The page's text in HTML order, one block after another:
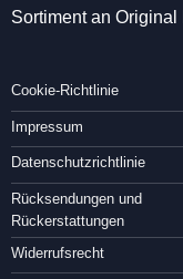
Sortiment an Original
Cookie-Richtlinie
Impressum
Datenschutzrichtlinie
Rücksendungen und
Rückerstattungen
Widerrufsrecht